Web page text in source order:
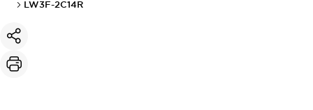
LW3F-2C14R